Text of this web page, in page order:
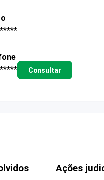
Consultar
Ações